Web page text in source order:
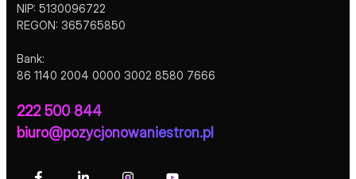
NIP: 5130096722
REGON: 365765850
Bank:
86 1140 2004 0000 3002 8580 7666
222 500 844
biuro@pozycjonowaniestron.pl